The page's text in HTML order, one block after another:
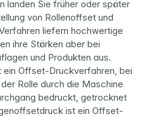
landen Sie früher oder später
von Rollenoffset und
liefern hochwertige
ihre Stärken aber bei
und Produkten aus.
ein Offset-Druckverfahren, bei
Rolle durch die Maschine
bedruckt, getrocknet
ist ein Offset-